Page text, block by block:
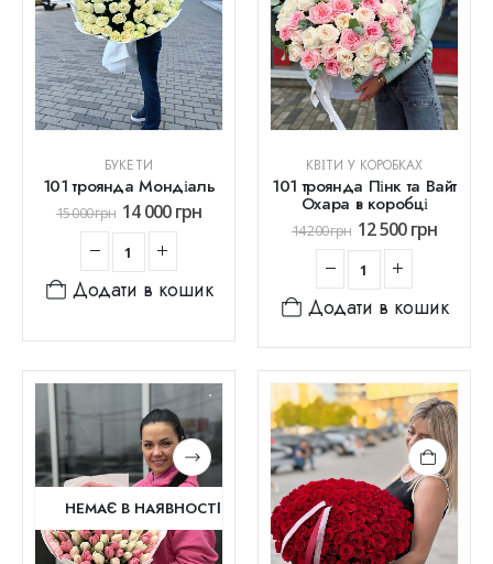
БУКЕТИ
101 троянда Мондіаль
15 000грн 14 000грн
Додати в кошик
КВІТИ У КОРОБКАХ
101 троянда Пінк та Вайт
Охара в коробці
14 200грн 12 500грн
Додати в кошик
НЕМАЄ В НАЯВНОСТІ